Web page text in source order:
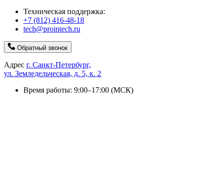
Техническая поддержка:
+7 (812) 416-48-18
tech@prointech.ru
Обратный звонок
Адрес г. Санкт-Петербург,
ул. Земледельческая, д. 5, к. 2
Время работы: 9:00–17:00 (МСК)